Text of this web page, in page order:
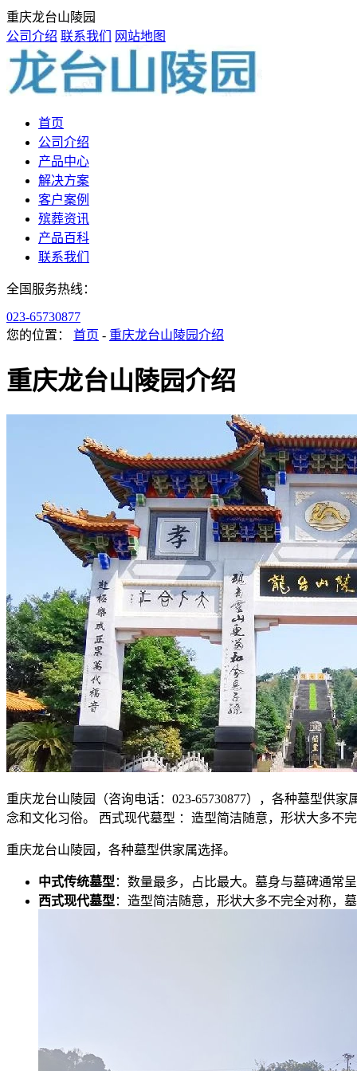
重庆龙台山陵园
公司介绍 联系我们 网站地图
首页
公司介绍
产品中心
解决方案
客户案例
殡葬资讯
产品百科
联系我们
全国服务热线：
023-65730877
您的位置：
首页 - 重庆龙台山陵园介绍
重庆龙台山陵园介绍
重庆龙台山陵园（咨询电话：023-65730877），各种墓型供
念和文化习俗。 西式现代墓型 ：造型简洁随意，形状大多不
重庆龙台山陵园，各种墓型供家属选择。
中式传统墓型 ：数量最多，占比最大。墓身与墓碑通常
西式现代墓型 ：造型简洁随意，形状大多不完全对称，